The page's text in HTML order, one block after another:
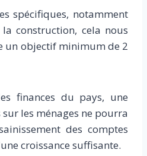
spécifiques, notamment
construction, cela nous
un objectif minimum de 2
finances du pays, une
les ménages ne pourra
des comptes
croissance suffisante.